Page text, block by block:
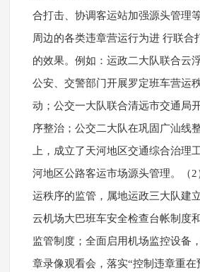
合打击、协调客运站加强源头管理
周边的各类违章营运行为进 行联合
的效果。例如：运政二大队联合云
公安、交警部门开展罗定班车营运
动；公交一大队联合清远市交通局
序整治；公交二大队在巩固广汕线
上，成立了天河地区交通综合治理
河地区公路客运市场源头管理。（
运秩序的监管，属地运政三大队建
云机场大巴班车安全检查台帐制度
监管制度；全面启用机场监控设备
章录像观看会，落实“控制违章重在